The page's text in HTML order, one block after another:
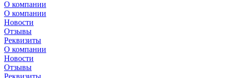
О компании
О компании
Новости
Отзывы
Реквизиты
О компании
Новости
Отзывы
Реквизиты